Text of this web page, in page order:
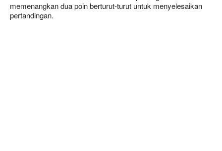
memenangkan dua poin berturut-turut untuk menyelesaikan
pertandingan.